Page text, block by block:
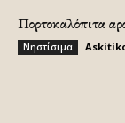
Πορτοκαλόπιτα
Νηστίσιμα